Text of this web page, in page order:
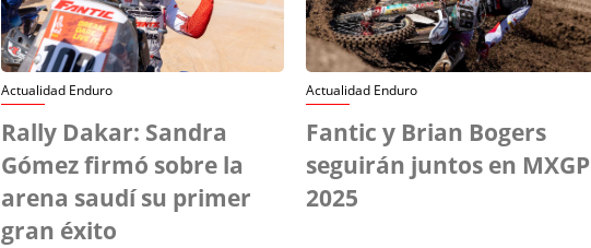
Actualidad Enduro
Rally Dakar: Sandra
Gómez firmó sobre la
arena saudí su primer
gran éxito
Actualidad Enduro
Fantic y Brian Bogers
seguirán juntos en MXGP
2025